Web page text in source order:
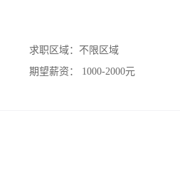
求职区域： 不限区域
期望薪资：
1000-2000元